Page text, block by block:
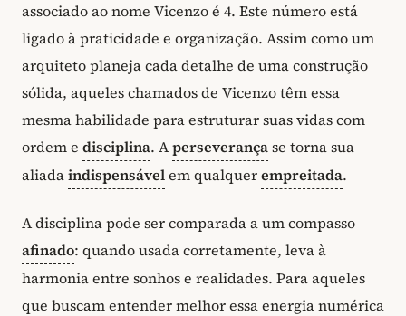
associado ao nome Vicenzo é 4. Este número está
ligado à praticidade e organização. Assim como um
arquiteto planeja cada detalhe de uma construção
sólida, aqueles chamados de Vicenzo têm essa
mesma habilidade para estruturar suas vidas com
ordem e disciplina. Aperseverançase torna sua
aliadaindispensávelem qualquerempreitada.
A disciplina pode ser comparada a um compasso
afinado: quando usada corretamente, leva à
harmonia entre sonhos e realidades. Para aqueles
que buscam entender melhor essa energia numérica